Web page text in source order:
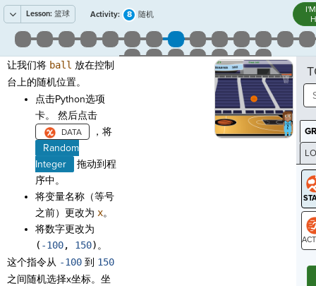
Lesson: 篮球 Activity: 8 随机
让我们将 ball 放在控制
台上的随机位置。
点击Python选项
卡。 然后点击
，将
Random
Integer
拖动到程
序中。
将变量名称（等号
之前）更改为 x。
将数字更改为
( -100, 150)。
这个指令从 -100 到 150
之间随机选择x坐标。坐